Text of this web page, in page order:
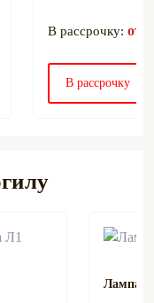
В рассрочку: от
В рассрочку